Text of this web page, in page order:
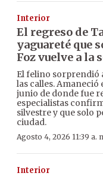
Interior
El regreso de
yaguareté que
Foz vuelve a la
El felino sorprendió
las calles. Amaneció
junio de donde fue
especialistas
silvestre y que solo
ciudad.
Agosto 4, 2026 11:39 a.
Interior